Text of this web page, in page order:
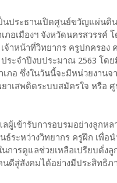
นประธานเปิดศูนย์ขวัญแผ่นดิ
อเมืองฯ จังหวัดนครสวรรค์
าหน้าที่วิทยากร ครูปกครอง
ะจำปีงบประมาณ 2563 โดย
ภอ​ ซึ่งในวันนี้จะมีหน่วยงานจ
าเสพติดระบบสมัครใจ หรือ​
เข้ารับการอบรมอย่างลูกห
ระหว่างวิทยากร ครูฝึก เพื่อ
นการดูแลช่วยเหลือเปรียบดั่ง
ดีสู่สังคมได้อย่างมีประสิทธิภ